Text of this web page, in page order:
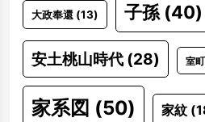
大政奉還(13) 子孫(40)
安土桃山時代(28) 室
家系図 (50) 家紋